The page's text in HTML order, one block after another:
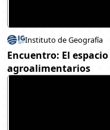
Instituto de Geografía
Encuentro: El
agroalimentarios